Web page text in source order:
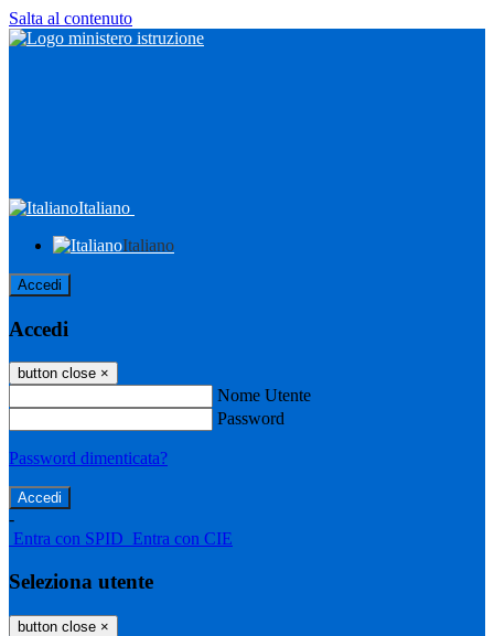
Salta al contenuto
Italiano
Italiano
Accedi
Accedi
button close ×
Nome Utente
Password
Password dimenticata?
-
Entra con SPID Entra con CIE
Seleziona utente
button close ×